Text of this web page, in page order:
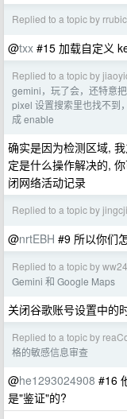
Replied to a topic by
@txx #15 加载自定义
Replied to a topic by
gemini，玩了会，还特意
pixel 设置搜索里也找不到
成 enable
确实是因为检测区域,
定是什么操作解决的,
闭网络活动记录
Replied to a topic by
@nrtEBH #9 所以你们
Replied to a topic by ww24
Gemini 和 Google Maps
关闭谷歌账号设置中的
Replied to a topic by
格的敏感信息审查
@he1293024908 #16
是"鉴证"的?